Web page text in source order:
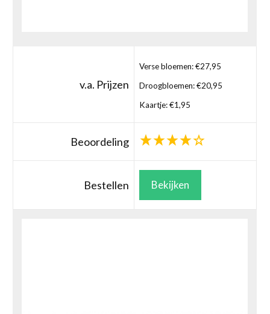
v.a. Prijzen
Verse bloemen: €27,95
Droogbloemen: €20,95
Kaartje: €1,95
Beoordeling
Bestellen Bekijken